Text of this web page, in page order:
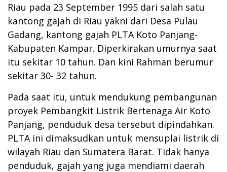
Riau pada 23 September 1995 dari salah satu
kantong gajah di Riau yakni dari Desa Pulau
Gadang, kantong gajah PLTA Koto Panjang-
Kabupaten Kampar. Diperkirakan umurnya saat
itu sekitar 10 tahun. Dan kini Rahman berumur
sekitar 30- 32 tahun.
Pada saat itu, untuk mendukung pembangunan
proyek Pembangkit Listrik Bertenaga Air Koto
Panjang, penduduk desa tersebut dipindahkan.
PLTA ini dimaksudkan untuk mensuplai listrik di
wilayah Riau dan Sumatera Barat. Tidak hanya
penduduk, gajah yang juga mendiami daerah